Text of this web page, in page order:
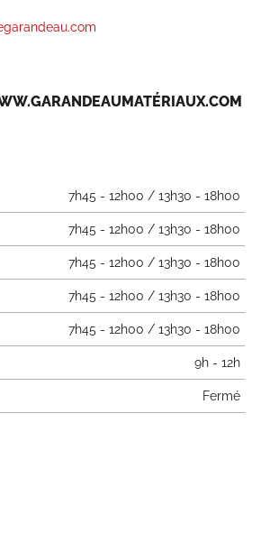
7h45 - 12h00 / 13h30 - 18h00
7h45 - 12h00 / 13h30 - 18h00
7h45 - 12h00 / 13h30 - 18h00
7h45 - 12h00 / 13h30 - 18h00
7h45 - 12h00 / 13h30 - 18h00
9h - 12h
Fermé